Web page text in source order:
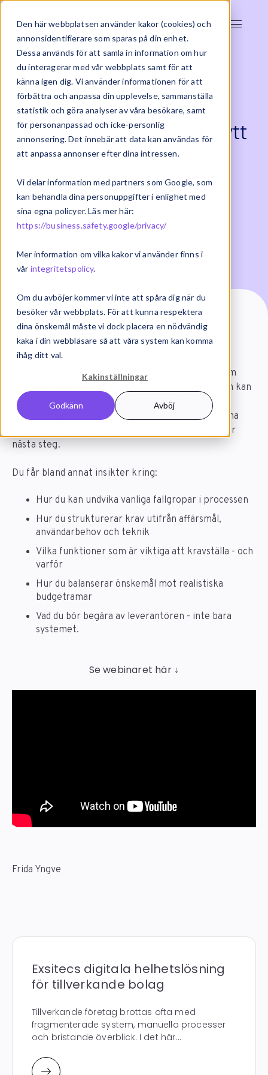
Den här webbplatsen använder kakor (cookies) och
annonsidentifierare som sparas på din enhet.
Dessa används för att samla in information om hur
du interagerar med vår webbplats samt för att
känna igen dig. Vi använder informationen för att
förbättra och anpassa din upplevelse, sammanställa
statistik och göra analyser av våra besökare, samt
för personanpassad och icke-personlig
annonsering. Det innebär att data kan användas för
att anpassa annonser efter dina intressen.
Vi delar information med partners som Google, som
kan behandla dina personuppgifter i enlighet med
sina egna policyer. Läs mer här:
https://business.safety.google/privacy/
Mer information om vilka kakor vi använder finns i
vår integritetspolicy.
Om du avböjer kommer vi inte att spåra dig när du
besöker vår webbplats. För att kunna respektera
dina önskemål måste vi dock placera en nödvändig
kaka i din webbläsare så att våra system kan komma
ihåg ditt val.
Kakinställningar
Godkänn Avböj
Så kravställer du ett nytt
CRM-system
2025-04-25 | CRM
Start On-demand
Så kravställer du ett nytt CRM-system
Vi vet att många företag upplever CRM-resan som
krånglig - men en välformulerad kravspecifikation kan
göra hela skillnaden. På bara 45 minuter av din
arbetsvardag får du koll på hur du strukturerar dina
krav och hur du bäst förbereder verksamheten för
nästa steg.
Du får bland annat insikter kring:
Hur du kan undvika vanliga fallgropar i processen
Hur du strukturerar krav utifrån affärsmål,
användarbehov och teknik
Vilka funktioner som är viktiga att kravställa - och
varför
Hur du balanserar önskemål mot realistiska
budgetramar
Vad du bör begära av leverantören - inte bara
systemet.
Se webinaret här ↓
Frida Yngve
Exsitecs digitala helhetslösning
för tillverkande bolag
Tillverkande företag brottas ofta med
fragmenterade system, manuella processer
och bristande överblick. I det här...